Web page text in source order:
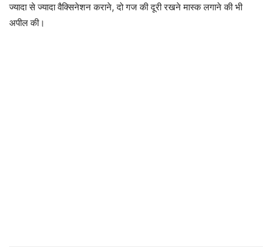
ज्यादा से ज्यादा वैक्सिनेशन कराने, दो गज की दूरी रखने मास्क लगाने की भी
अपील की।